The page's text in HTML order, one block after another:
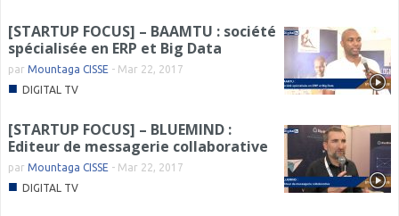
[STARTUP FOCUS] – BAAMTU : société
spécialisée en ERP et Big Data
par Mountaga CISSE - Mar 22, 2017
■ DIGITAL TV
[STARTUP FOCUS] – BLUEMIND :
Editeur de messagerie collaborative
par Mountaga CISSE - Mar 22, 2017
■ DIGITAL TV